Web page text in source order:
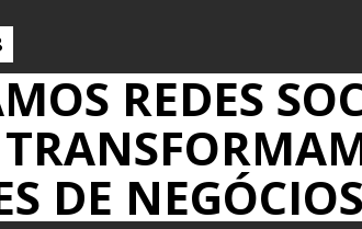
REDES
DE NEGÓCIOS